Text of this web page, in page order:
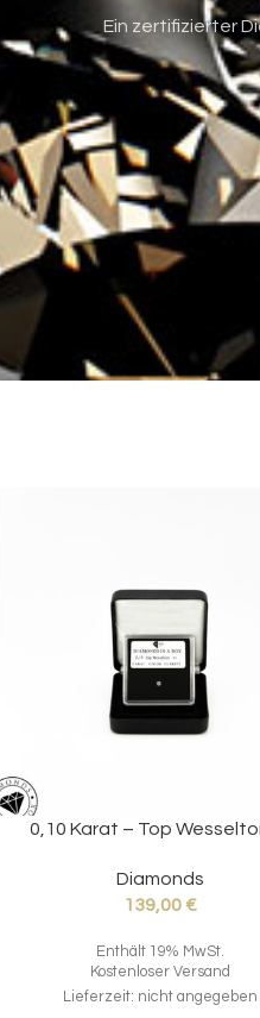
Ein zertifizierter
0,10 Karat – Top
Diamonds
139,00€
Enthält 19% MwSt.
Kostenloser Versand
Lieferzeit: nicht angegeben